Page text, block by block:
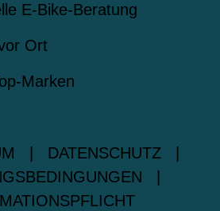
E-Bike-Beratung
Ort
Marken
DATENSCHUTZ